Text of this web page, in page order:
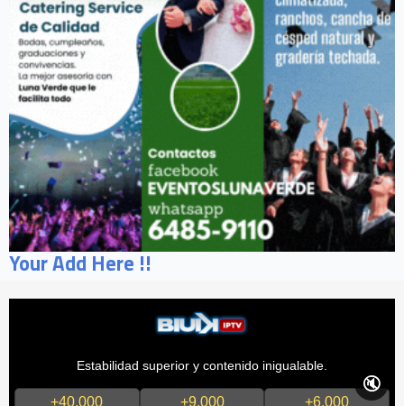
Your Add Here !!
Estabilidad superior y contenido inigualable.
+40,000 +9,000 +6,000
🔇